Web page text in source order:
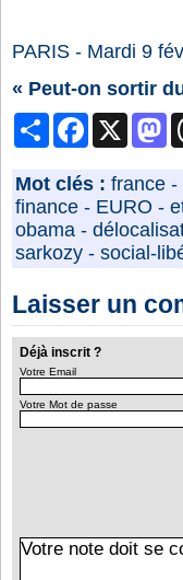
PARIS - Mardi 9
« Peut-on sortir
PartagerFacebook
Mot clés : france -
finance - EURO -
obama -
sarkozy - social-
Laisser un
Déjà inscrit ?
Votre Email
Votre Mot de passe